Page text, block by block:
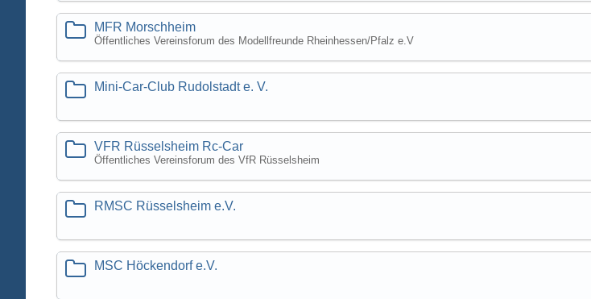
MFR Morschheim
Öffentliches Vereinsforum des Modellfreunde Rheinhessen/Pfalz e.V
Mini-Car-Club Rudolstadt e. V.
VFR Rüsselsheim Rc-Car
Öffentliches Vereinsforum des VfR Rüsselsheim
RMSC Rüsselsheim e.V.
MSC Höckendorf e.V.